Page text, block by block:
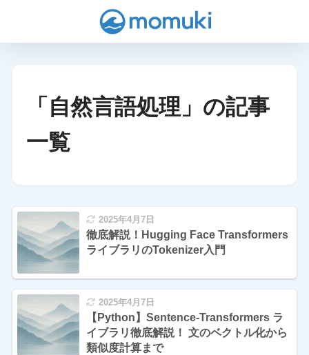
「自然言語処理」の記事
一覧
2025年4月7日
徹底解説！Hugging Face Transformers
ライブラリのTokenizer入門
2025年4月7日
【Python】Sentence-Transformers ラ
イブラリ徹底解説！ 文のベクトル化から
類似度計算まで